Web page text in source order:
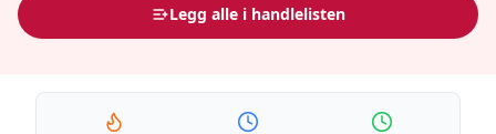
Legg alle i handlelisten